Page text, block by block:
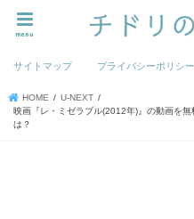
menu
サイトマップ プライバシーポリシー
HOME
U-NEXT
映画『レ・ミゼラブル(2012年)』の動画を
は？